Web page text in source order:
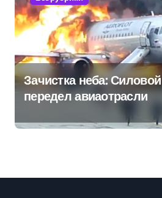
Зачистка неба: Силовой
передел авиаотрасли